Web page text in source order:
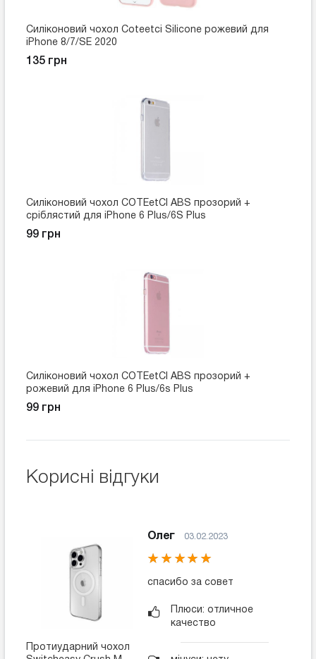
Силіконовий чохол Coteetci Silicone рожевий для
iPhone 8/7/SE 2020
135 грн
Силіконовий чохол COTEetCI ABS прозорий +
сріблястий для iPhone 6 Plus/6S Plus
99 грн
Силіконовий чохол COTEetCI ABS прозорий +
рожевий для iPhone 6 Plus/6s Plus
99 грн
Корисні відгуки
Протиударний чохол
Олег 03.02.2023
спасибо за совет
Плюси: отличное
качество